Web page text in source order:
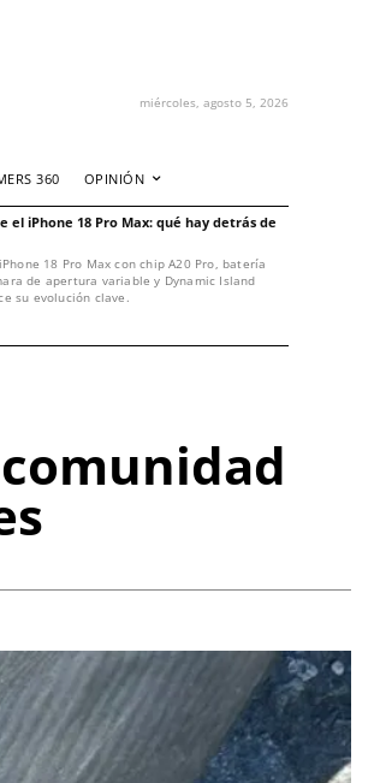
miércoles, agosto 5, 2026
360 OPINIÓN
el iPhone 18 Pro Max: qué hay detrás de
18 Pro Max con chip A20 Pro, batería
de apertura variable y Dynamic Island
su evolución clave.